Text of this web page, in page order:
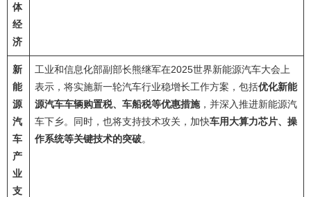
体
经
济
新
能
源
汽
车
产
业
支
工业和信息化部副部长熊继军在2025世界新能源汽车大会上
表示，将实施新一轮汽车行业稳增长工作方案，包括优化新能
源汽车车辆购置税、车船税等优惠措施，并深入推进新能源汽
车下乡。同时，也将支持技术攻关，加快车用大算力芯片、操
作系统等关键技术的突破。